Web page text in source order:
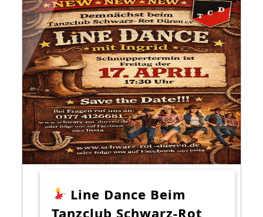
Line Dance Beim
Tanzclub Schwarz-Rot